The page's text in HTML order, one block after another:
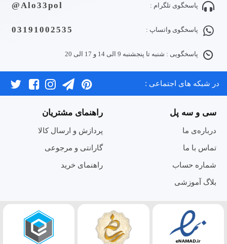
پاسخگوی تلگرام : Alo33pol@
پاسخگوی واتساپ : 03191002535
پاسخگویی : شنبه تا پنجشنبه 9 الی 14 و 17 الی 20
در شبکه های اجتماعی :
سی و سه پل
درباره‌ی ما
تماس با ما
شماره حساب
بلاگ آموزشی
راهنمای مشتریان
پردازش و ارسال کالا
گارانتی و مرجوعی
راهنمای خرید